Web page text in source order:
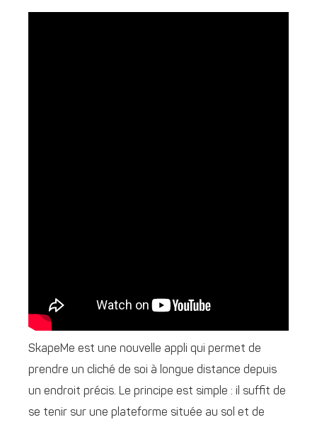
SkapeMe est une nouvelle appli qui permet de
prendre un cliché de soi à longue distance depuis
un endroit précis. Le principe est simple : il suffit de
se tenir sur une plateforme située au sol et de